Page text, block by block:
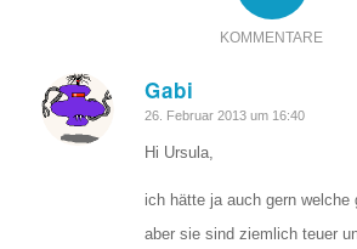
KOMMENTARE
Gabi
sagte:
26. Februar 2013 um 16:40
Hi Ursula,
ich hätte ja auch gern welche
aber sie sind ziemlich teuer